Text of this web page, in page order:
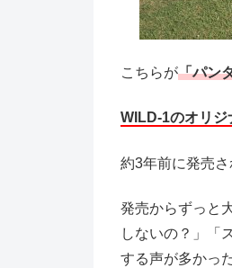
こちらが「パン
WILD-1のオリジ
約3年前に発売
発売からずっと
しないの？」「
する声が多かっ